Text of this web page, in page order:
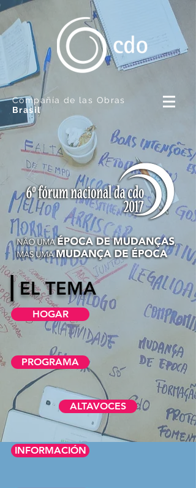
Compañía de las Obras
Brasil
| EL TEMA
HOGAR
PROGRAMA
ALTAVOCES
INFORMACIÓN